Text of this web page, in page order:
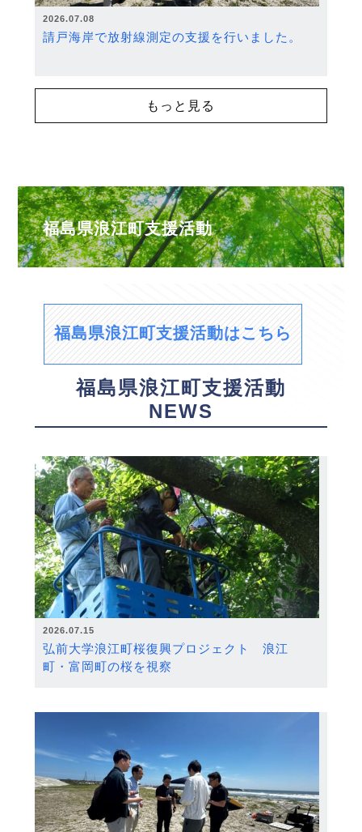
2026.07.08
請戸海岸で放射線測定の支援を行いました。
もっと見る
福島県浪江町支援活動
福島県浪江町支援活動はこちら
福島県浪江町支援活動
NEWS
2026.07.15
弘前大学浪江町桜復興プロジェクト 浪江
町・富岡町の桜を視察